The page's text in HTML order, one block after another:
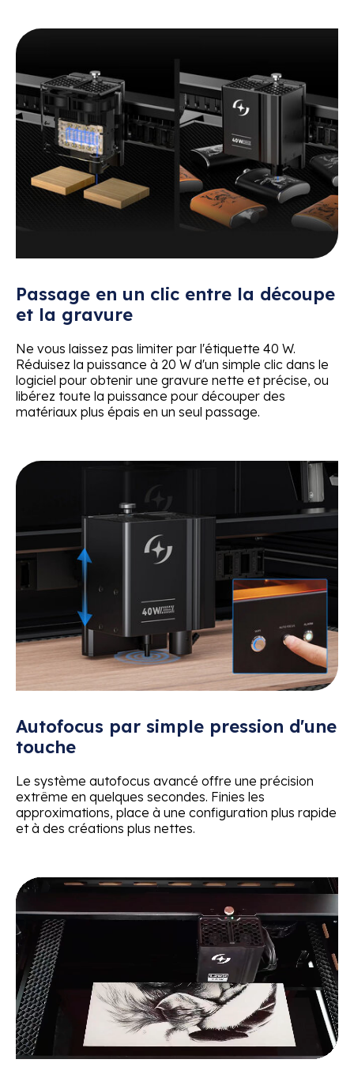
Passage en un clic entre la découpe
et la gravure
Ne vous laissez pas limiter par l'étiquette 40 W.
Réduisez la puissance à 20 W d'un simple clic dans le
logiciel pour obtenir une gravure nette et précise, ou
libérez toute la puissance pour découper des
matériaux plus épais en un seul passage.
Autofocus par simple pression d'une
touche
Le système autofocus avancé offre une précision
extrême en quelques secondes. Finies les
approximations, place à une configuration plus rapide
et à des créations plus nettes.